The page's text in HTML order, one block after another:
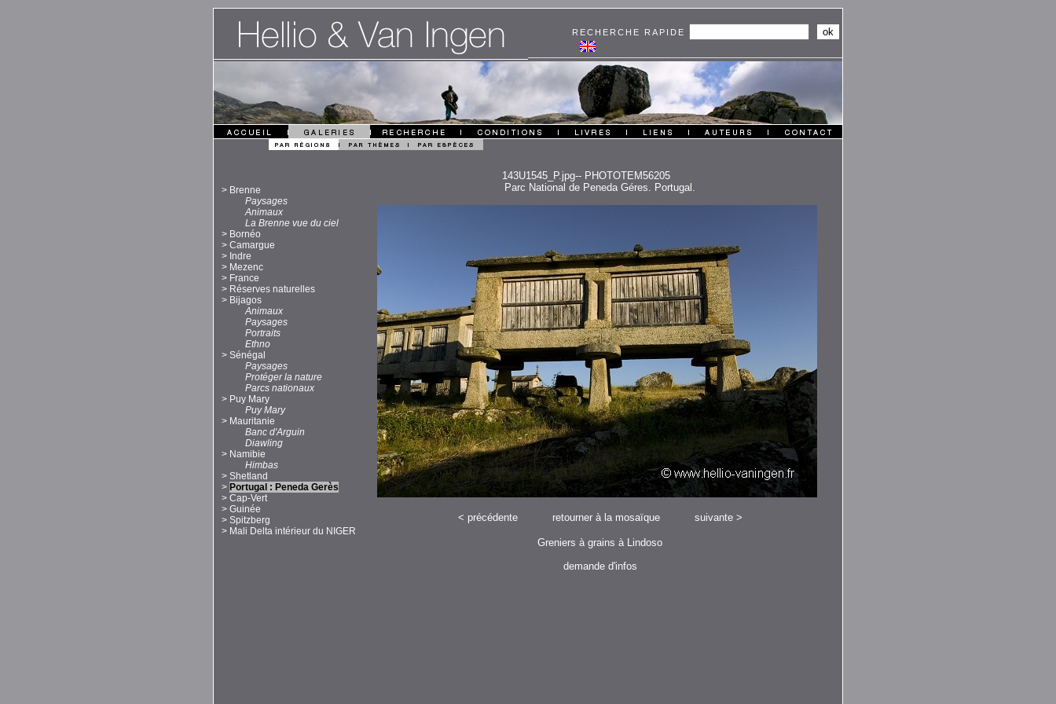
RECHERCHE RAPIDE
143U1545_P.jpg-- PHOTOTEM56205
> Brenne
Paysages
Animaux
La Brenne vue du ciel
> Bornéo
> Camargue
> Indre
> Mezenc
> France
> Réserves naturelles
> Bijagos
Animaux
Paysages
Portraits
Ethno
> Sénégal
Paysages
Protéger la nature
Parcs nationaux
> Puy Mary
Puy Mary
> Mauritanie
Banc d'Arguin
Diawling
> Namibie
Himbas
> Shetland
> Portugal : Peneda Gerès
> Cap-Vert
> Guinée
> Spitzberg
> Mali Delta intérieur du NIGER
Parc National de Peneda Géres. Portugal.
< précédente retourner à la mosaïque suivante>
Greniers à grains à Lindoso
demande d'infos